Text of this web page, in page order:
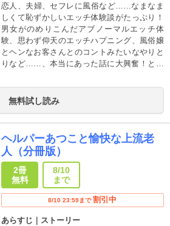
恋人、夫婦、セフレに風俗など……なまなま
しくて恥ずかしいエッチ体験談がたっぷり！
男女がのめりこんだアブノーマルエッチ体
験、思わず仰天のエッチハプニング、風俗嬢
とヘンなお客さんとのコントみたいなやりと
りなど……、本当にあった話に大興奮！とっ
の作家・成見香穂が描く、気軽に読める実話
コミック！
無料試し読み
ヘルパーあつこと愉快な上流老
人（分冊版）
2冊
無料
8/10
まで
8/10 23:59まで 割引中
あらすじ｜ストーリー